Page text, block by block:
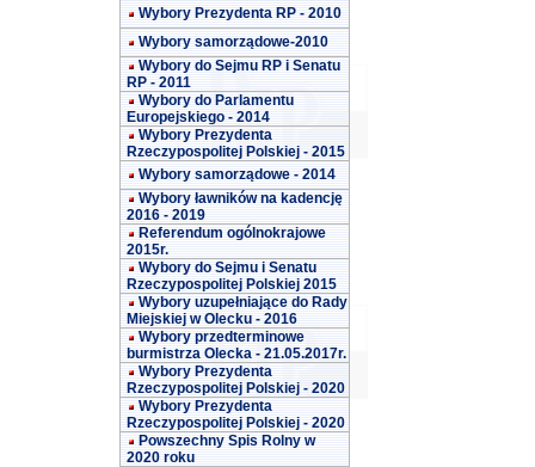
Wybory Prezydenta RP - 2010
Wybory samorządowe-2010
Wybory do Sejmu RP i Senatu
RP - 2011
Wybory do Parlamentu
Europejskiego - 2014
Wybory Prezydenta
Rzeczypospolitej Polskiej - 2015
Wybory samorządowe - 2014
Wybory ławników na kadencję
2016 - 2019
Referendum ogólnokrajowe
2015r.
Wybory do Sejmu i Senatu
Rzeczypospolitej Polskiej 2015
Wybory uzupełniające do Rady
Miejskiej w Olecku - 2016
Wybory przedterminowe
burmistrza Olecka - 21.05.2017r.
Wybory Prezydenta
Rzeczypospolitej Polskiej - 2020
Wybory Prezydenta
Rzeczypospolitej Polskiej - 2020
Powszechny Spis Rolny w
2020 roku